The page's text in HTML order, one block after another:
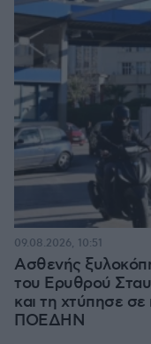
Ασθενής
του Ερυθρού
και τη χτύπησε σε
ΠΟΕΔΗΝ
09.08.2026, 10:51